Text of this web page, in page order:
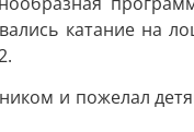
катание на
и пожелал